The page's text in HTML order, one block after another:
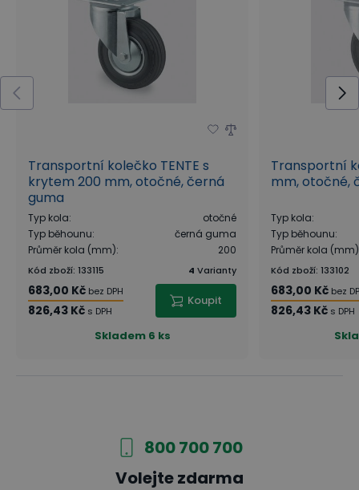
Transportní kolečko TENTE s
krytem 200 mm, otočné, černá
guma
Typ kola:
otočné
Typ běhounu:
černá guma
Průměr kola (mm): 200
Kód zboží: 133115 4 Varianty
683,00 Kč bez DPH
826,43 Kč s DPH
Koupit
Skladem 6 ks
Transportní
mm, otočné,
Typ kola:
Typ běhounu:
Průměr kola (mm)
Kód zboží: 133102
683,00 Kč bez
826,43 Kč s DPH
800 700 700
Volejte zdarma